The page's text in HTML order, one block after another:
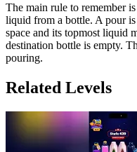
The main rule to remember
liquid from a bottle. A pour
space and its topmost liquid
destination bottle is empty.
pouring.
Related Levels